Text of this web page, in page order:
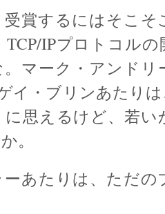
賞するにはそこそ
IPプロトコルの
マーク・アンドリ
イ・ブリンあたり
思えるけど、若い
。
あたりは、ただの